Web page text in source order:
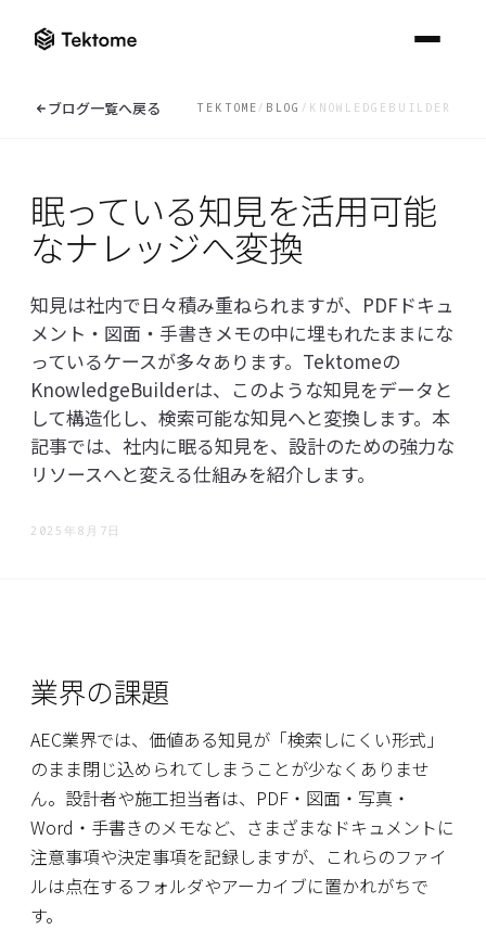
ソリューション
KnowledgeBuilder
ReqManager
AI BIM Checker
オンラインデモ
ナレッジセンター
ナレッジセンター一覧へ
ニュース
ブログ
よくあるご質問
EN/ JP
お問い合わせ
Solutions
ナレッジセンター一覧へ
ー
ス
ロンドンで開
「Digital
Construction
Week 2026」
に出展します
Digital
Construction
Week 2026参
AI活用が実証
フェーズへ移
行する建設業
界
あ
る
他社のデ
ータと混
とはあり
ますか？
どのよう
な認証を
建築関連
する情報
の状態で
保たれま
すか？
対応ファ
ブログ一覧へ戻る TEKTOME/ BLOG / KNOWLEDGEBUILDER
眠っている知見を活用可能
なナレッジへ変換
知見は社内で日々積み重ねられますが、PDFドキュ
メント・図面・手書きメモの中に埋もれたままにな
っているケースが多々あります。Tektomeの
KnowledgeBuilderは、このような知見をデータと
して構造化し、検索可能な知見へと変換します。本
記事では、社内に眠る知見を、設計のための強力な
リソースへと変える仕組みを紹介します。
2025年8月7日
業界の課題
AEC業界では、価値ある知見が「検索しにくい形式」
のまま閉じ込められてしまうことが少なくありませ
ん。設計者や施工担当者は、PDF・図面・写真・
Word・手書きのメモなど、さまざまなドキュメントに
注意事項や決定事項を記録しますが、これらのファイ
ルは点在するフォルダやアーカイブに置かれがちで
す。